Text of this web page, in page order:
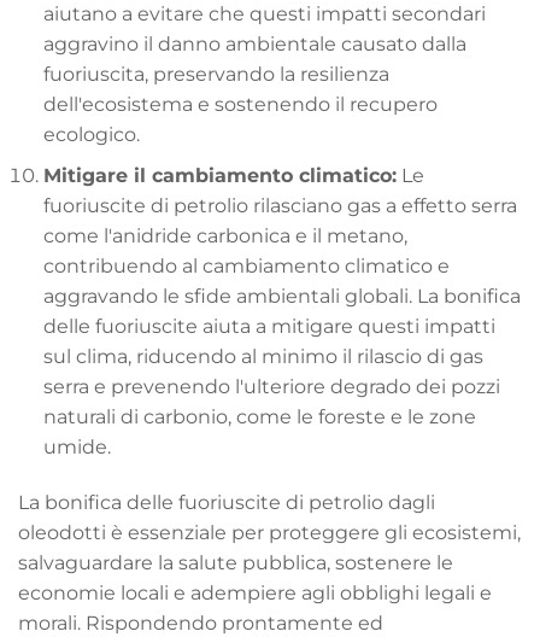
aiutano a evitare che questi impatti secondari
aggravino il danno ambientale causato dalla
fuoriuscita, preservando la resilienza
dell'ecosistema e sostenendo il recupero
ecologico.
Mitigare il cambiamento climatico:Le
fuoriuscite di petrolio rilasciano gas a effetto serra
come l'anidride carbonica e il metano,
contribuendo al cambiamento climatico e
aggravando le sfide ambientali globali. La bonifica
delle fuoriuscite aiuta a mitigare questi impatti
sul clima, riducendo al minimo il rilascio di gas
serra e prevenendo l'ulteriore degrado dei pozzi
naturali di carbonio, come le foreste e le zone
umide.
La bonifica delle fuoriuscite di petrolio dagli
oleodotti è essenziale per proteggere gli ecosistemi,
salvaguardare la salute pubblica, sostenere le
economie locali e adempiere agli obblighi legali e
morali. Rispondendo prontamente ed